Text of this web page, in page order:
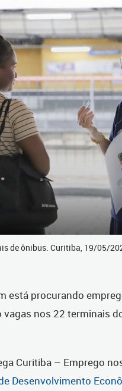
de ônibus. Curitiba, 19/05/
está procurando
nos 22 terminais
Curitiba – Emprego
Desenvolvimento